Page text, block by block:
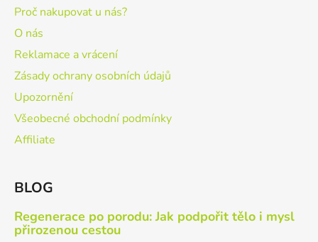
Proč nakupovat u nás?
O nás
Reklamace a vrácení
Zásady ochrany osobních údajů
Upozornění
Všeobecné obchodní podmínky
Affiliate
BLOG
Regenerace po porodu: Jak podpořit tělo i mysl
přirozenou cestou